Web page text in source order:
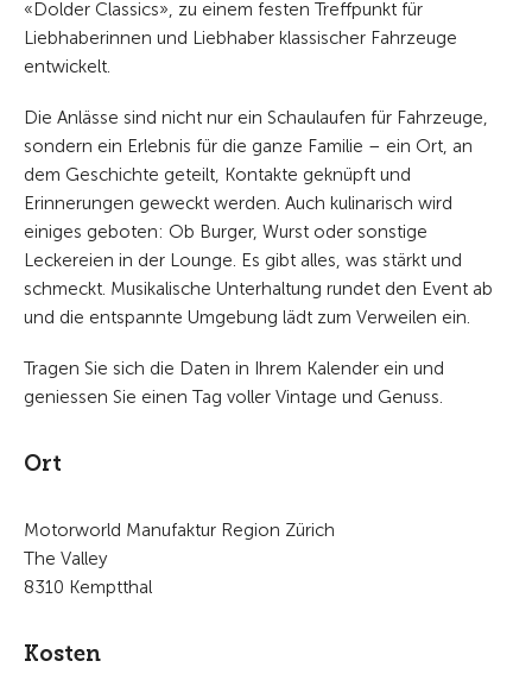
«Dolder Classics», zu einem festen Treffpunkt für
Liebhaberinnen und Liebhaber klassischer Fahrzeuge
entwickelt.
Die Anlässe sind nicht nur ein Schaulaufen für Fahrzeuge,
sondern ein Erlebnis für die ganze Familie – ein Ort, an
dem Geschichte geteilt, Kontakte geknüpft und
Erinnerungen geweckt werden. Auch kulinarisch wird
einiges geboten: Ob Burger, Wurst oder sonstige
Leckereien in der Lounge. Es gibt alles, was stärkt und
schmeckt. Musikalische Unterhaltung rundet den Event ab
und die entspannte Umgebung lädt zum Verweilen ein.
Tragen Sie sich die Daten in Ihrem Kalender ein und
geniessen Sie einen Tag voller Vintage und Genuss.
Ort
Motorworld Manufaktur Region Zürich
The Valley
8310 Kemptthal
Kosten